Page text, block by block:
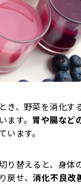
き、野菜を消化す
ます。 胃や腸など
います。
り替えると、身体
戻せ、消化不良改